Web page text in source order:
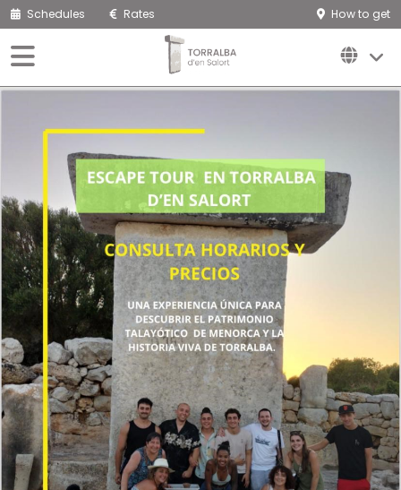
Schedules Rates How to get